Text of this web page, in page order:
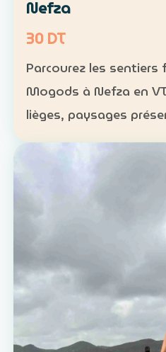
Nefza
30 DT
Parcourez les sentiers
Mogods à Nefza en
lièges, paysages
local. VTT : 1 h à 1 h 30, niveau
intermédiaire — 30 DT
Déjeuner maison : 35